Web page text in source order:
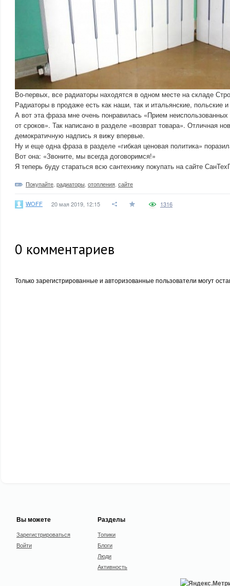
Во-первых, все радиаторы находятся в одном месте на складе
Радиаторы в продаже есть как наши, так и итальянские, польские
А вот эта фраза мне очень понравилась «Прием неиспользованных
от сроков». Так написано в разделе «возврат товара». Отличная
демократичную надпись я вижу впервые.
Ну и еще одна фраза в разделе «гибкая ценовая политика»
Вот она: «Звоните, мы всегда договоримся!»
Я теперь буду стараться всю сантехнику покупать на сайте
Покупайте радиаторы отопления сайте
WOFF 20 мая 2019, 12:15 1316
0 комментариев
Только зарегистрированные и авторизованные пользователи могут
Вы можете
Зарегистрироваться
Войти
Разделы
Топики
Блоги
Люди
Активность